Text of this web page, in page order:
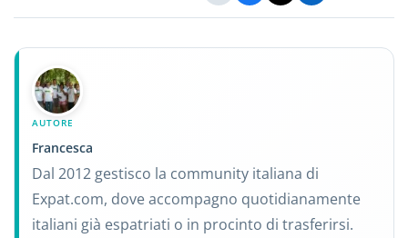
AUTORE
Francesca
Dal 2012 gestisco la community italiana di
Expat.com, dove accompagno quotidianamente
italiani già espatriati o in procinto di trasferirsi.